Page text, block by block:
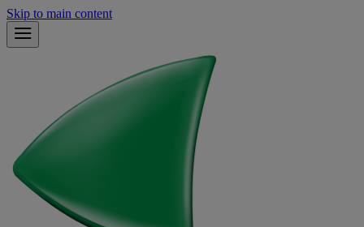
Skip to main content